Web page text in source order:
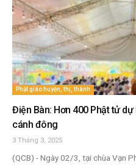
Phật giáo huyện, thị, thành
Điện Bàn: Hơn 400 Phật tử
cánh đông
3 Tháng 3, 2025
(QCB) - Ngày 02/3, tại chùa Vạn